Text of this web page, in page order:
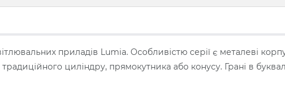
приладів Lumia. Особливістю серії є металеві
циліндру, прямокутника або конусу. Грані в